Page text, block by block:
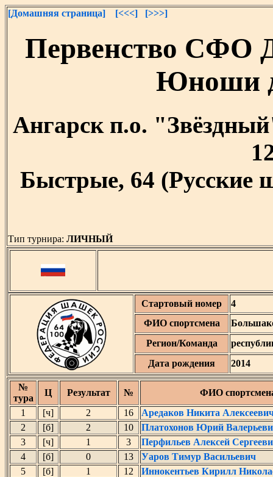
[Домашняя страница] [<<<] [>>>]
Первенство СФО
Юноши
Ангарск п.о.
Быстрые, 64 (Русские
Тип турнира: ЛИЧНЫЙ
Стартовый номер
4
ФИО спортсмена
Регион/Команда
Дата рождения
2014
№
тура
Ц Результат №
ФИО
1
[ч] 2 16
Аредаков Никита
2
[б] 2 10
Платохонов Юрий
3
[ч] 1 3
Перфильев Алексей
4
[б] 0 13
Уаров Тимур Васильевич
5
[б] 1 12
Иннокентьев Кирилл